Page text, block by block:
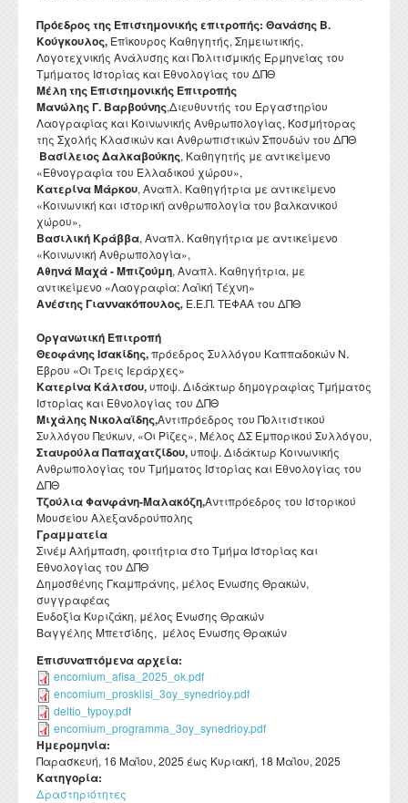
Πρόεδρος της Επιστημονικής επιτροπής: Θανάσης Β.
Κούγκουλος, Επίκουρος Καθηγητής, Σημειωτικής,
Λογοτεχνικής Ανάλυσης και Πολιτισμικής Ερμηνείας του
Τμήματος Ιστορίας και Εθνολογίας του ΔΠΘ
Μέλη της Επιστημονικής Επιτροπής
Μανώλης Γ. Βαρβούνης,Διευθυντής του Εργαστηρίου
Λαογραφίας και Κοινωνικής Ανθρωπολογίας, Κοσμήτορας
της Σχολής Κλασικών και Ανθρωπιστικών Σπουδών του ΔΠΘ
Βασίλειος Δαλκαβούκης, Καθηγητής με αντικείμενο
«Εθνογραφία του Ελλαδικού χώρου»,
Κατερίνα Μάρκου, Αναπλ. Καθηγήτρια με αντικείμενο
«Κοινωνική και ιστορική ανθρωπολογία του βαλκανικού
χώρου»,
Βασιλική Κράββα, Αναπλ. Καθηγήτρια με αντικείμενο
«Κοινωνική Ανθρωπολογία»,
Αθηνά Μαχά - Μπιζούμη, Αναπλ. Καθηγήτρια, με
αντικείμενο «Λαογραφία: Λαϊκή Τέχνη»
Ανέστης Γιαννακόπουλος, E.E.Π. ΤΕΦΑΑ του ΔΠΘ
Οργανωτική Επιτροπή
Θεοφάνης Ισακίδης,πρόεδρος Συλλόγου Καππαδοκών Ν.
Έβρου «Οι Τρεις Ιεράρχες»
Κατερίνα Κάλτσου,υποψ. Διδάκτωρ δημογραφίας Τμήματος
Ιστορίας και Εθνολογίας του ΔΠΘ
Μιχάλης Νικολαϊδης,Αντιπρόεδρος του Πολιτιστικού
Συλλόγου Πεύκων, «Οι Ρίζες», Μέλος ΔΣ Εμπορικού Συλλόγου,
Σταυρούλα Παπαχατζίδου,υποψ. Διδάκτωρ Κοινωνικής
Ανθρωπολογίας του Τμήματος Ιστορίας και Εθνολογίας του
ΔΠΘ
Τζούλια Φανφάνη-Μαλακόζη,Αντιπρόεδρος του Ιστορικού
Μουσείου Αλεξανδρούπολης
Γραμματεία
Σινέμ Αλήμπαση, φοιτήτρια στο Τμήμα Ιστορίας και
Εθνολογίας του ΔΠΘ
Δημοσθένης Γκαμπράνης, μέλος Ένωσης Θρακών,
συγγραφέας
Ευδοξία Κυριζάκη, μέλος Ένωσης Θρακών
Βαγγέλης Μπετσίδης, μέλος Ένωσης Θρακών
Επισυναπτόμενα αρχεία:
encomium_afisa_2025_ok.pdf
encomium_prosklisi_3oy_synedrioy.pdf
deltio_typoy.pdf
encomium_programma_3oy_synedrioy.pdf
Ημερομηνία:
Παρασκευή, 16 Μαΐου, 2025 έως Κυριακή, 18 Μαΐου, 2025
Κατηγορία:
Δραστηριότητες